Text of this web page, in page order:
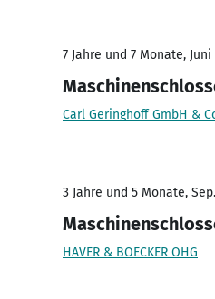
7 Jahre und 7 Monate, Juni
Carl Geringhoff GmbH &
3 Jahre und 5 Monate,
HAVER & BOECKER OHG